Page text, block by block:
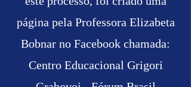
página pela Professora Elizabeta
Bobnar no Facebook chamada:
Centro Educacional Grigori